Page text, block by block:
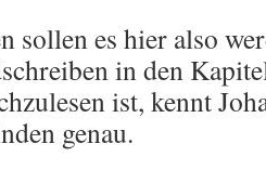
sollen es hier also
in den
ist, kennt
genau.